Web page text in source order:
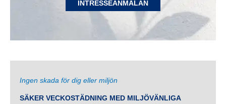
INTRESSEANMÄLAN
Ingen skada för dig eller miljön
SÄKER VECKOSTÄDNING MED MILJÖVÄNLIGA